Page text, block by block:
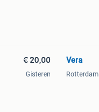
€ 20,00
Gisteren
Vera
Rotterdam